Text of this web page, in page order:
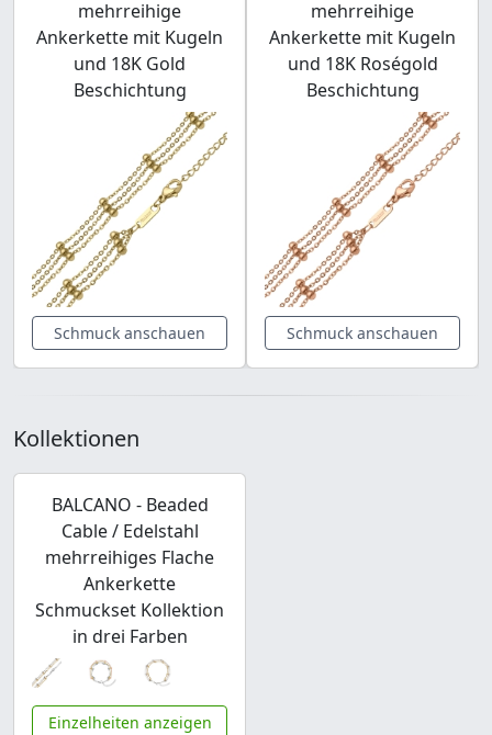
mehrreihige
Ankerkette mit Kugeln
und 18K Gold
Beschichtung
Schmuck anschauen
mehrreihige
Ankerkette mit Kugeln
und 18K Roségold
Beschichtung
Schmuck anschauen
Kollektionen
BALCANO - Beaded
Cable / Edelstahl
mehrreihiges Flache
Ankerkette
Schmuckset Kollektion
in drei Farben
Einzelheiten anzeigen